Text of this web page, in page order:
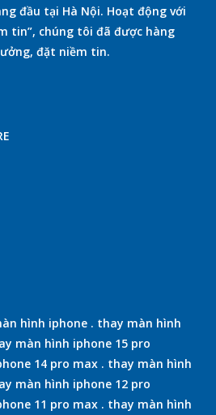
đầu tại Hà Nội. Hoạt động với
tin”, chúng tôi đã được hàng
đặt niềm tin.
hình iphone . thay màn hình
màn hình iphone 15 pro
14 pro max . thay màn hình
màn hình iphone 12 pro
11 pro max . thay màn hình